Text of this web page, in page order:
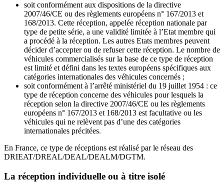
soit conformément aux dispositions de la directive
2007/46/CE ou des règlements européens n° 167/2013 et
168/2013. Cette réception, appelée réception nationale par
type de petite série, a une validité limitée à l’Etat membre qui
a procédé à la réception. Les autres Etats membres peuvent
décider d’accepter ou de refuser cette réception. Le nombre de
véhicules commercialisés sur la base de ce type de réception
est limité et défini dans les textes européens spécifiques aux
catégories internationales des véhicules concernés ;
soit conformément à l’arrêté ministériel du 19 juillet 1954 : ce
type de réception concerne des véhicules pour lesquels la
réception selon la directive 2007/46/CE ou les règlements
européens n° 167/2013 et 168/2013 est facultative ou les
véhicules qui ne relèvent pas d’une des catégories
internationales précitées.
En France, ce type de réceptions est réalisé par le réseau des
DRIEAT/DREAL/DEAL/DEALM/DGTM.
La réception individuelle ou à titre isolé